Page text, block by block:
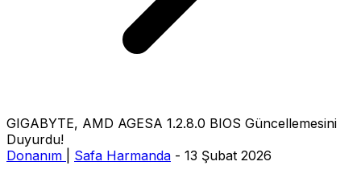
GIGABYTE, AMD AGESA 1.2.8.0 BIOS Güncellemesini
Duyurdu!
Donanım
Safa Harmanda - 13 Şubat 2026